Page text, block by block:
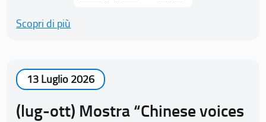
Scopri di più
13 Luglio 2026
(lug-ott) Mostra “Chinese voices